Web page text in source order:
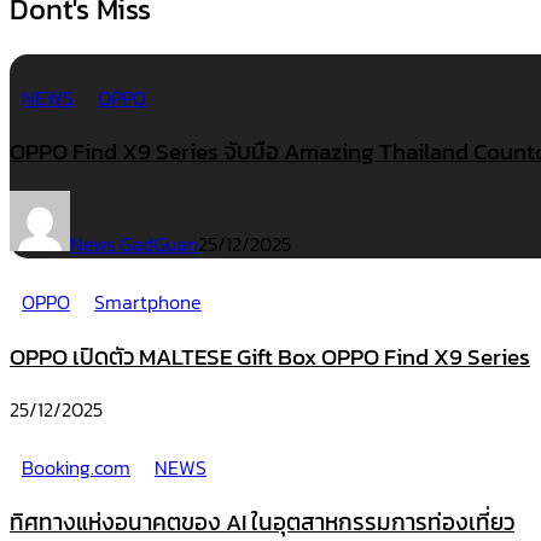
Dont's Miss
NEWS OPPO
OPPO Find X9 Series จับมือ Amazing Thailand
News GadGuan25/12/2025
OPPO
Smartphone
OPPO เปิดตัว MALTESE Gift Box OPPO Find X9 Series
25/12/2025
Booking.com
NEWS
ทิศทางแห่งอนาคตของ AI ในอุตสาหกรรมการท่องเที่ยว